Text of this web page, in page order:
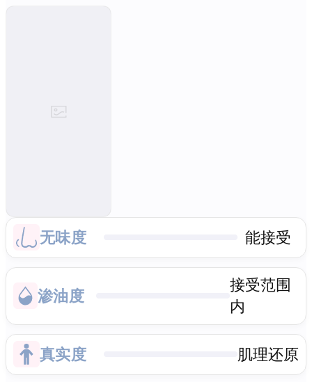
无味度 能接受
渗油度
接受范围
内
真实度 肌理还原